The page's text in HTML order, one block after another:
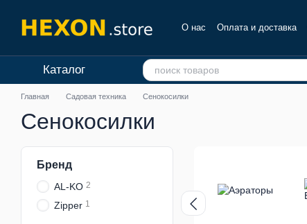
О нас Оплата и доставка
Каталог
Главная Садовая техника Сенокосилки
Сенокосилки
Бренд
AL-KO 2
Zipper 1